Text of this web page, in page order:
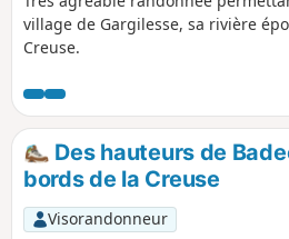
village de Gargilesse, sa rivière
Creuse.
Des hauteurs de
bords de la Creuse
Visorandonneur